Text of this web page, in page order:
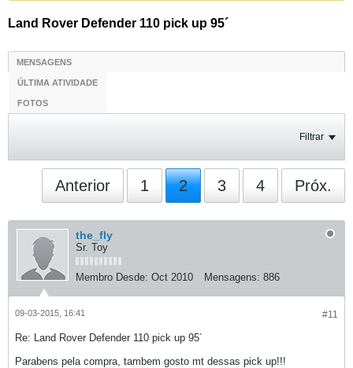
Land Rover Defender 110 pick up 95´
MENSAGENS
ÚLTIMA ATIVIDADE
FOTOS
Filtrar
Anterior 1 2 3 4 Próx.
the_fly
Sr. Toy
Membro Desde: Oct 2010 Mensagens: 886
#11
09-03-2015, 16:41
Re: Land Rover Defender 110 pick up 95´
Parabens pela compra, tambem gosto mt dessas pick up!!!